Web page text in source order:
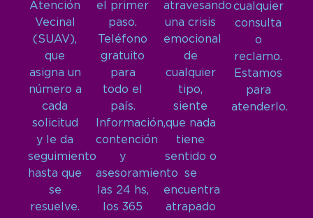
Atención
Vecinal
(SUAV),
que
asigna un
número a
cada
solicitud
y le da
seguimiento
hasta que
se
resuelve.
el primer
paso.
Teléfono
gratuito
para
todo el
país.
Información,
contención
y
asesoramiento
las 24 hs,
los 365
atravesando
una crisis
emocional
de
cualquier
tipo,
siente
que nada
tiene
sentido o
se
encuentra
atrapado
cualquier
consulta
o
reclamo.
Estamos
para
atenderlo.